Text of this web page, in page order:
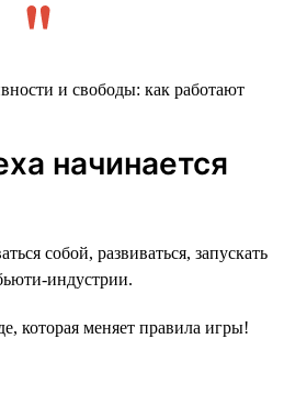
начинается
собой, развиваться, запускать
индустрии.
которая меняет правила игры!